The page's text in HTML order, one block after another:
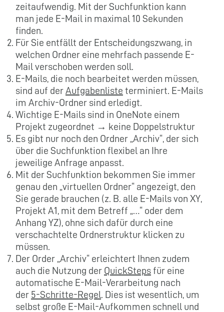
zeitaufwendig. Mit der Suchfunktion kann
man jede E-Mail in maximal 10 Sekunden
finden.
Für Sie entfällt der Entscheidungszwang, in
welchen Ordner eine mehrfach passende E-
Mail verschoben werden soll.
E-Mails, die noch bearbeitet werden müssen,
sind auf der Aufgabenliste terminiert. E-Mails
im Archiv-Ordner sind erledigt.
Wichtige E-Mails sind in OneNote einem
Projekt zugeordnet → keine Doppelstruktur
Es gibt nur noch den Ordner „Archiv“, der sich
über die Suchfunktion flexibel an Ihre
jeweilige Anfrage anpasst.
Mit der Suchfunktion bekommen Sie immer
genau den „virtuellen Ordner“ angezeigt, den
Sie gerade brauchen (z. B. alle E-Mails von XY,
Projekt A1, mit dem Betreff „…“ oder dem
Anhang YZ), ohne sich dafür durch eine
verschachtelte Ordnerstruktur klicken zu
müssen.
Der Order „Archiv“ erleichtert Ihnen zudem
auch die Nutzung der QuickSteps für eine
automatische E-Mail-Verarbeitung nach
der 5-Schritte-Regel . Dies ist wesentlich, um
selbst große E-Mail-Aufkommen schnell und